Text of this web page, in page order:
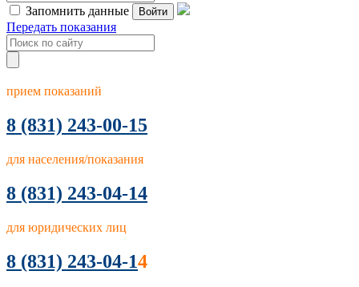
Запомнить данные Войти
Передать показания
прием показаний
8 (831) 243-00-15
для населения/показания
8 (831) 243-04-14
для юридических лиц
8 (831) 243-04-14